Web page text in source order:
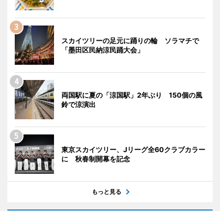
スカイツリーの足元に踊りの輪 ソラマチで
「墨田区民納涼民踊大会」
両国駅に夏の「涼国駅」2年ぶり 150個の風
鈴で涼演出
東京スカイツリー、Jリーグ全60クラブカラー
に 秋春制開幕を記念
もっと見る